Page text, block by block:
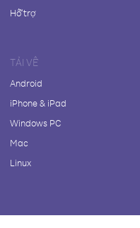
Hỗ trợ
TẢI VỀ
Android
iPhone & iPad
Windows PC
Mac
Linux